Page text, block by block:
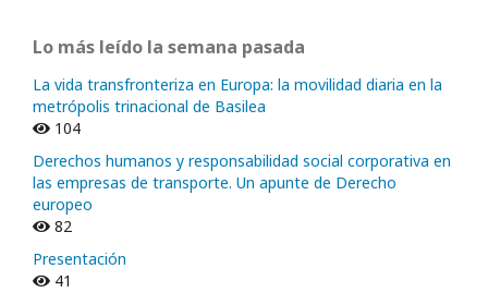
Lo más leído la semana pasada
La vida transfronteriza en Europa: la movilidad diaria en la
metrópolis trinacional de Basilea
104
Derechos humanos y responsabilidad social corporativa en
las empresas de transporte. Un apunte de Derecho
europeo
82
Presentación
41